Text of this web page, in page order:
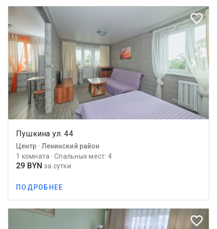
favorite_border
Previous Next
Пушкина ул. 44
Центр · Ленинский район
1 комната · Спальных мест: 4
29 BYN за сутки
ПОДРОБНЕЕ
favorite_border